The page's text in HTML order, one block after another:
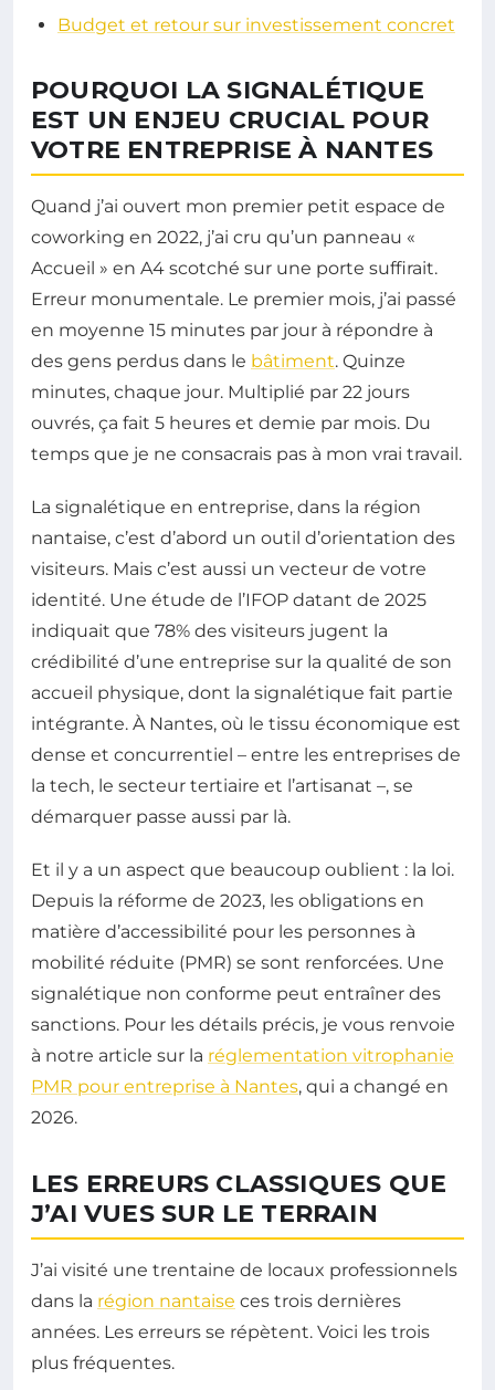
Budget et retour sur investissement concret
POURQUOI LA SIGNALÉTIQUE
EST UN ENJEU CRUCIAL POUR
VOTRE ENTREPRISE À NANTES
Quand j’ai ouvert mon premier petit espace de
coworking en 2022, j’ai cru qu’un panneau «
Accueil » en A4 scotché sur une porte suffirait.
Erreur monumentale. Le premier mois, j’ai passé
en moyenne 15 minutes par jour à répondre à
des gens perdus dans le bâtiment. Quinze
minutes, chaque jour. Multiplié par 22 jours
ouvrés, ça fait 5 heures et demie par mois. Du
temps que je ne consacrais pas à mon vrai travail.
La signalétique en entreprise, dans la région
nantaise, c’est d’abord un outil d’orientation des
visiteurs. Mais c’est aussi un vecteur de votre
identité. Une étude de l’IFOP datant de 2025
indiquait que 78% des visiteurs jugent la
crédibilité d’une entreprise sur la qualité de son
accueil physique, dont la signalétique fait partie
intégrante. À Nantes, où le tissu économique est
dense et concurrentiel – entre les entreprises de
la tech, le secteur tertiaire et l’artisanat –, se
démarquer passe aussi par là.
Et il y a un aspect que beaucoup oublient : la loi.
Depuis la réforme de 2023, les obligations en
matière d’accessibilité pour les personnes à
mobilité réduite (PMR) se sont renforcées. Une
signalétique non conforme peut entraîner des
sanctions. Pour les détails précis, je vous renvoie
à notre article sur la réglementation vitrophanie
PMR pour entreprise à Nantes, qui a changé en
2026.
LES ERREURS CLASSIQUES QUE
J’AI VUES SUR LE TERRAIN
J’ai visité une trentaine de locaux professionnels
dans la région nantaise ces trois dernières
années. Les erreurs se répètent. Voici les trois
plus fréquentes.